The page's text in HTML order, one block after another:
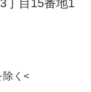
丁目15番地1
く <